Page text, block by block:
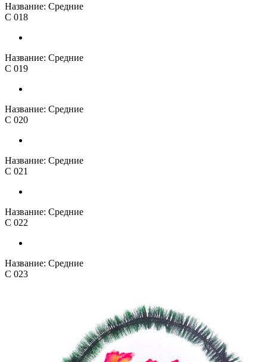
Название: Средние
С 018
Название: Средние
С 019
Название: Средние
С 020
Название: Средние
С 021
Название: Средние
С 022
Название: Средние
С 023